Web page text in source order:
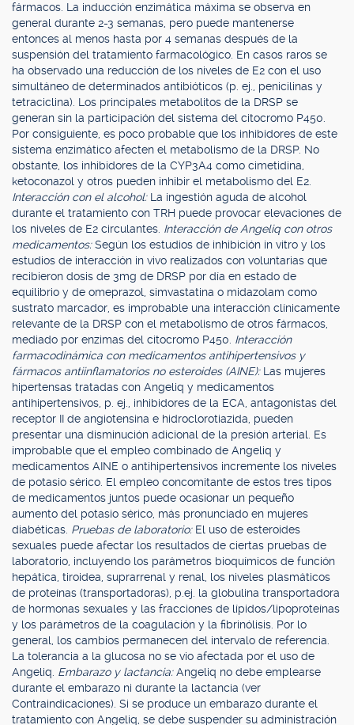
fármacos. La inducción enzimática máxima se observa en
general durante 2-3 semanas, pero puede mantenerse
entonces al menos hasta por 4 semanas después de la
suspensión del tratamiento farmacológico. En casos raros se
ha observado una reducción de los niveles de E2 con el uso
simultáneo de determinados antibióticos (p. ej., penicilinas y
tetraciclina). Los principales metabolitos de la DRSP se
generan sin la participación del sistema del citocromo P450.
Por consiguiente, es poco probable que los inhibidores de este
sistema enzimático afecten el metabolismo de la DRSP. No
obstante, los inhibidores de la CYP3A4 como cimetidina,
ketoconazol y otros pueden inhibir el metabolismo del E2.
Interacción con el alcohol: La ingestión aguda de alcohol
durante el tratamiento con TRH puede provocar elevaciones de
los niveles de E2 circulantes. Interacción de Angeliq con otros
medicamentos:Según los estudios de inhibición in vitro y los
estudios de interacción in vivo realizados con voluntarias que
recibieron dosis de 3mg de DRSP por día en estado de
equilibrio y de omeprazol, simvastatina o midazolam como
sustrato marcador, es improbable una interacción clínicamente
relevante de la DRSP con el metabolismo de otros fármacos,
mediado por enzimas del citocromo P450. Interacción
farmacodinámica con medicamentos antihipertensivos y
fármacos antiinflamatorios no esteroides (AINE): Las mujeres
hipertensas tratadas con Angeliq y medicamentos
antihipertensivos, p. ej., inhibidores de la ECA, antagonistas del
receptor II de angiotensina e hidroclorotiazida, pueden
presentar una disminución adicional de la presión arterial. Es
improbable que el empleo combinado de Angeliq y
medicamentos AINE o antihipertensivos incremente los niveles
de potasio sérico. El empleo concomitante de estos tres tipos
de medicamentos juntos puede ocasionar un pequeño
aumento del potasio sérico, más pronunciado en mujeres
diabéticas. Pruebas de laboratorio: El uso de esteroides
sexuales puede afectar los resultados de ciertas pruebas de
laboratorio, incluyendo los parámetros bioquímicos de función
hepática, tiroidea, suprarrenal y renal, los niveles plasmáticos
de proteínas (transportadoras), p.ej. la globulina transportadora
de hormonas sexuales y las fracciones de lípidos/lipoproteínas
y los parámetros de la coagulación y la fibrinólisis. Por lo
general, los cambios permanecen del intervalo de referencia.
La tolerancia a la glucosa no se vio afectada por el uso de
Angeliq. Embarazo y lactancia:Angeliq no debe emplearse
durante el embarazo ni durante la lactancia (ver
Contraindicaciones). Si se produce un embarazo durante el
tratamiento con Angeliq, se debe suspender su administración